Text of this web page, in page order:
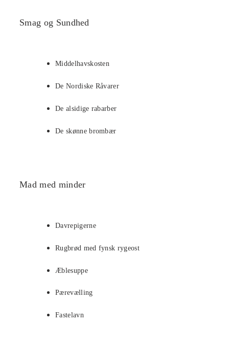
Smag og Sundhed
Middelhavskosten
De Nordiske Råvarer
De alsidige rabarber
De skønne brombær
Mad med minder
Davrepigerne
Rugbrød med fynsk rygeost
Æblesuppe
Pærevælling
Fastelavn